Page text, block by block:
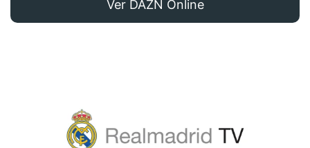
Ver DAZN Online